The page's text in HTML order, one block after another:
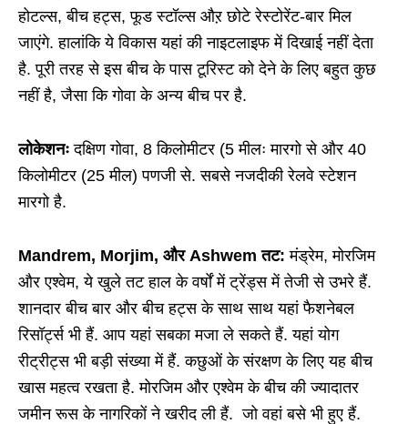
होटल्स, बीच हट्स, फूड स्टॉल्स औऱ छोटे रेस्टोरेंट-बार मिल
जाएंगे. हालांकि ये विकास यहां की नाइटलाइफ में दिखाई नहीं देता
है. पूरी तरह से इस बीच के पास टूरिस्ट को देने के लिए बहुत कुछ
नहीं है, जैसा कि गोवा के अन्य बीच पर है.
लोकेशनः दक्षिण गोवा, 8 किलोमीटर (5 मीलः मारगो से और 40
किलोमीटर (25 मील) पणजी से. सबसे नजदीकी रेलवे स्टेशन
मारगो है.
Mandrem, Morjim, और Ashwem तट: मंड्रेम, मोरजिम
और एश्वेम, ये खुले तट हाल के वर्षों में ट्रेंड्स में तेजी से उभरे हैं.
शानदार बीच बार और बीच हट्स के साथ साथ यहां फैशनेबल
रिसॉर्ट्स भी हैं. आप यहां सबका मजा ले सकते हैं. यहां योग
रीट्रीट्स भी बड़ी संख्या में हैं. कछुओं के संरक्षण के लिए यह बीच
खास महत्व रखता है. मोरजिम और एश्वेम के बीच की ज्यादातर
जमीन रूस के नागरिकों ने खरीद ली हैं. जो वहां बसे भी हुए हैं.